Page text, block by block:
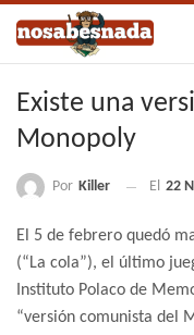
Existe una
Monopoly
Por Killer El 22
El 5 de febrero quedó
(“La cola”), el último
Instituto Polaco de
“versión comunista del